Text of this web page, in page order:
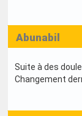
Abunabil
Suite à des
Changement